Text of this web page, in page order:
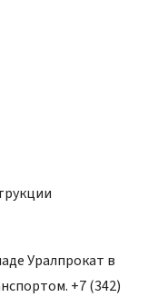
Уралпрокат в
+7 (342)